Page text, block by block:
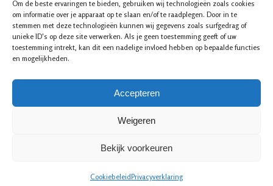
Om de beste ervaringen te bieden, gebruiken wij technologieën zoals cookies
om informatie over je apparaat op te slaan en/of te raadplegen. Door in te
stemmen met deze technologieën kunnen wij gegevens zoals surfgedrag of
unieke ID's op deze site verwerken. Als je geen toestemming geeft of uw
toestemming intrekt, kan dit een nadelige invloed hebben op bepaalde functies
en mogelijkheden.
Accepteren
Weigeren
Bekijk voorkeuren
CookiebeleidPrivacyverklaring
Mol
Lier
Schoten
Disclaimer|Contact|Bedrijf aanmelden